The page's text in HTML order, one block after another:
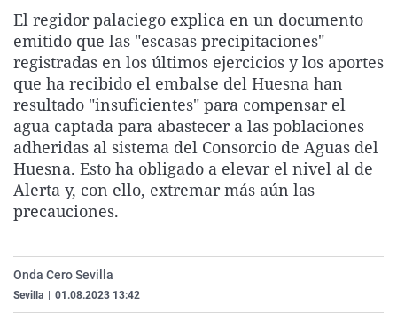
La rosa de los vientos
Gente viajera
Como el perro y el
Caso
Retornados
Equipo de
Operación Viuda
Extremadura
Galicia
La Rioja
Navarra
País Vasco
Virales
Televisión
Elecciones
El regidor palaciego explica en un documento
emitido que las "escasas precipitaciones"
registradas en los últimos ejercicios y los aportes
que ha recibido el embalse del Huesna han
resultado "insuficientes" para compensar el
agua captada para abastecer a las poblaciones
adheridas al sistema del Consorcio de Aguas del
Huesna. Esto ha obligado a elevar el nivel al de
Alerta y, con ello, extremar más aún las
precauciones.
Onda Cero Sevilla
Sevilla 01.08.2023 13:42